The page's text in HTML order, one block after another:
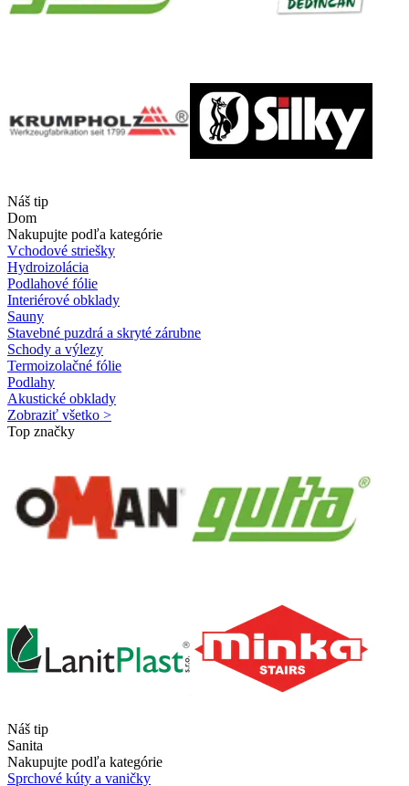
Náš tip
Dom
Nakupujte podľa kategórie
Vchodové striešky
Hydroizolácia
Podlahové fólie
Interiérové obklady
Sauny
Stavebné puzdrá a skryté zárubne
Schody a výlezy
Termoizolačné fólie
Podlahy
Akustické obklady
Zobraziť všetko >
Top značky
Náš tip
Sanita
Nakupujte podľa kategórie
Sprchové kúty a vaničky